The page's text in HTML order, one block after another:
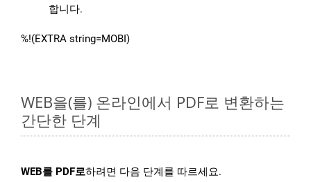
합니다.
%!(EXTRA string=MOBI)
WEB을(를) 온라인에서 PDF로 변환하는
간단한 단계
WEB를 PDF로하려면 다음 단계를 따르세요.